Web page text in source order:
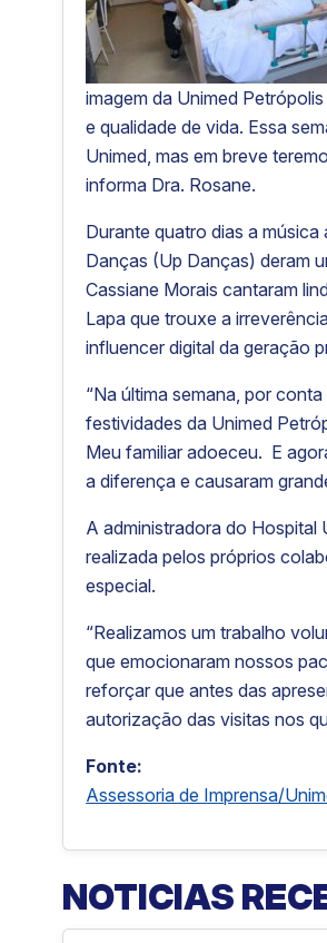
imagem da Unimed
e qualidade de vida. Essa
Unimed, mas em breve
informa Dra. Rosane.
Durante quatro dias a
Danças (Up Danças) deram
Cassiane Morais cantaram
Lapa que trouxe a
influencer digital da geração
“Na última semana, por
festividades da Unimed
Meu familiar adoeceu. E
a diferença e causaram
A administradora do Hospital
realizada pelos próprios
especial.
“Realizamos um trabalho
que emocionaram nossos
reforçar que antes das
autorização das visitas nos
Fonte:
Assessoria de Imprensa/
NOTICIAS